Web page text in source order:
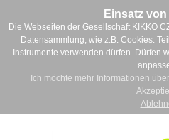
Einsatz
Die Webseiten der Gesellschaft KIKKO
Datensammlung, wie z.B. Cookies.
Instrumente verwenden dürfen. Dürfen
Ich möchte mehr Informationen